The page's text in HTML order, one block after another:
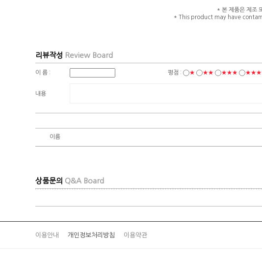
* 본 제품은 제조
* This product may have
리뷰작성 Review Board
이 름 : 평점 : ★ ★★ ★★★
내용
이름
상품문의 Q&A Board
이용안내 개인정보처리방침 이용약관